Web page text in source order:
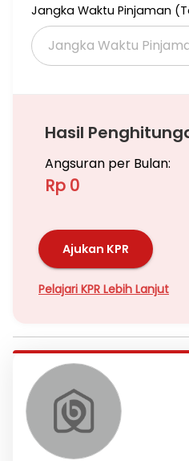
Jangka Waktu Pinjaman
Hasil
Angsuran per Bulan:
Rp 0
Ajukan KPR
Pelajari KPR Lebih Lanjut